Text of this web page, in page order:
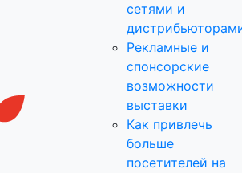
сетями и
Рекламные и
спонсорские
возможности
выставки
Как привлечь
больше
посетителей на